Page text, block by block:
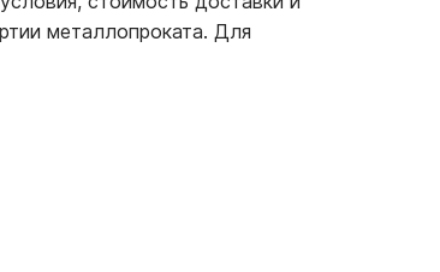
металлопроката. Для